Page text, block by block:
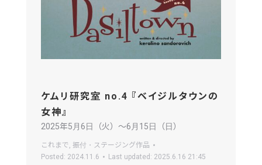
ケムリ研究室 no.4 『ベイジルタウンの
女神』
2025年5月6日（火）〜6月15日（日）
これまで, 振付・ステージング作品
Posted: 2024.11.6 Last updated: 2025.6.16 21:45